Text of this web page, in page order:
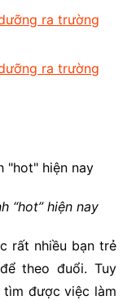
ra trường
ra trường
“hot” hiện nay
rất nhiều bạn trẻ
theo đuổi. Tuy
được việc làm